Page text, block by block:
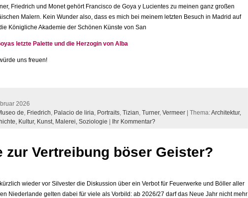
Friedrich und Monet gehört Francisco de Goya y Lucientes zu meinen ganz großen
Malern. Kein Wunder also, dass es mich bei meinem letzten Besuch in Madrid auf
Königliche Akademie der Schönen Künste von San
letzte Palette und die Herzogin von Alba
uns freuen!
2026
de, Friedrich, Palacio de liria, Portraits, Tizian, Turner, Vermeer | Thema:Architektur,
Kultur, Kunst, Malerei, Soziologie Ihr Kommentar?
zur Vertreibung böser Geister?
wieder vor Silvester die Diskussion über ein Verbot für Feuerwerke und Böller aller
Niederlande gelten dabei für viele als Vorbild: ab 2026/27 darf das Neue Jahr nicht mehr